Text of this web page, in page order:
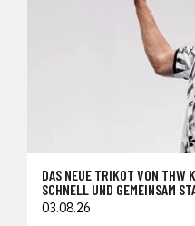
DAS NEUE TRIKOT VON THW
SCHNELL UND GEMEINSAM
03.08.26